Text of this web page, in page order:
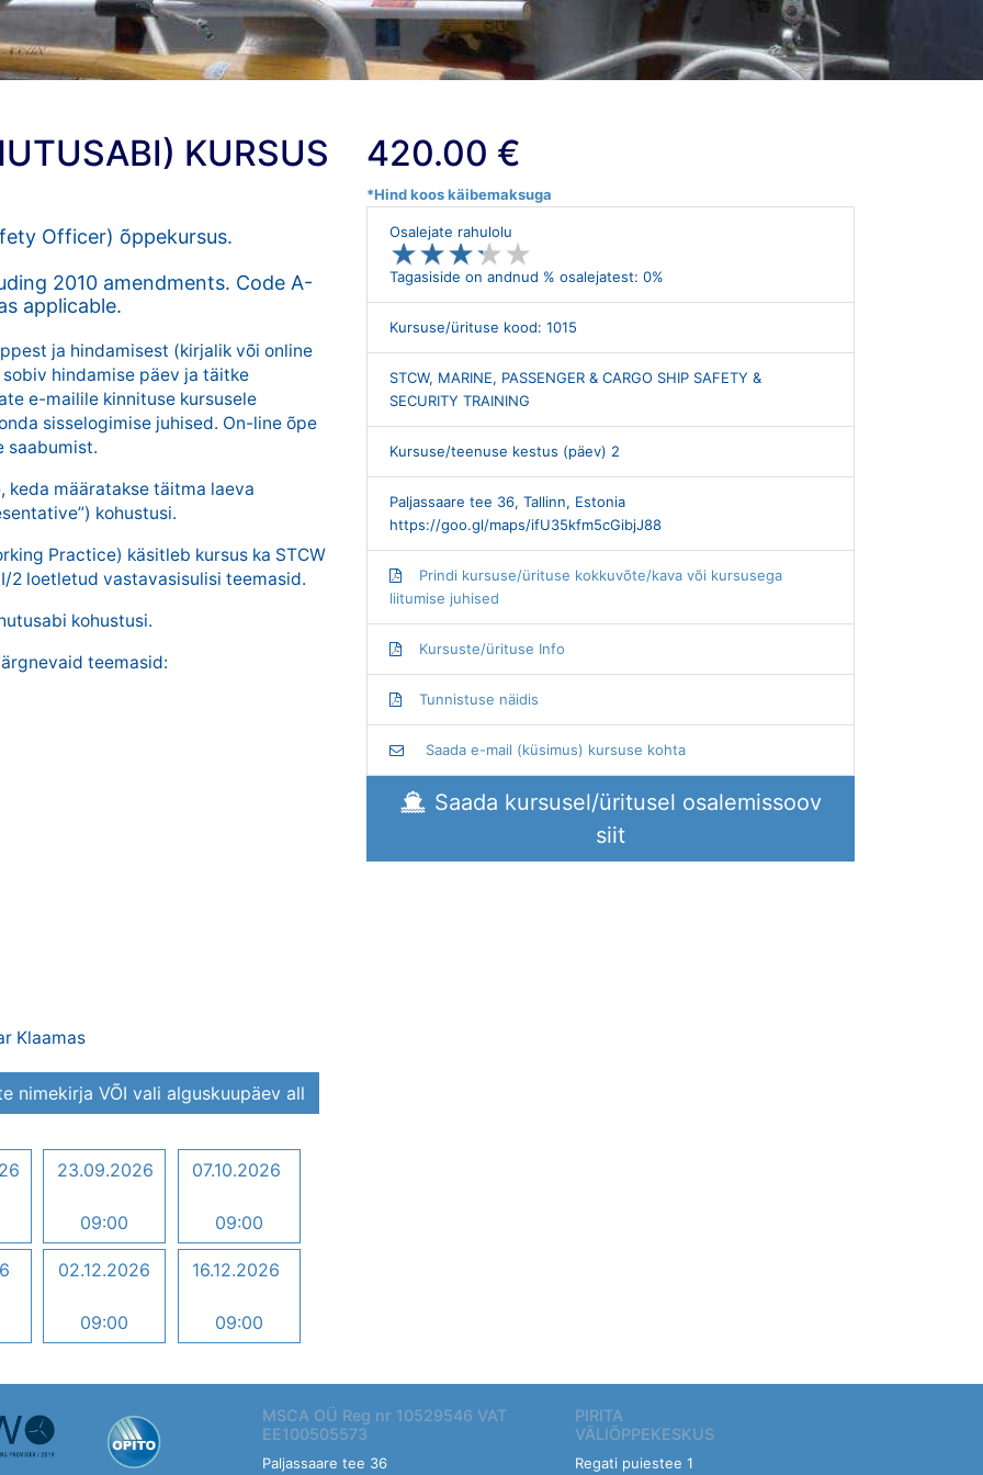
KURSUS
Officer) õppekursus.
2010 amendments. Code A-
applicable.
ja hindamisest (kirjalik või online
hindamise päev ja täitke
e-mailile kinnituse kursusele
sisselogimise juhised. On-line õpe
saabumist.
keda määratakse täitma laeva
kohustusi.
Practice) käsitleb kursus ka STCW
2 loetletud vastavasisulisi teemasid.
kohustusi.
teemasid:
Klaamas
nimekirja VÕI vali alguskuupäev all
23.09.2026
09:00
07.10.2026
09:00
02.12.2026
09:00
16.12.2026
09:00
420.00 €
*Hind koos käibemaksuga
Osalejate rahulolu
★★★★ ★
★★★★ ★
Tagasiside on andnud % osalejatest: 0%
Kursuse/ürituse kood: 1015
STCW, MARINE, PASSENGER & CARGO SHIP SAFETY &
SECURITY TRAINING
Kursuse/teenuse kestus (päev) 2
Paljassaare tee 36, Tallinn, Estonia
https://goo.gl/maps/ifU35kfm5cGibjJ88
Prindi kursuse/ürituse kokkuvõte/kava või kursusega
liitumise juhised
Kursuste/ürituse Info
Tunnistuse näidis
Saada e-mail (küsimus) kursuse kohta
Saada kursusel/üritusel osalemissoov
siit
MSCA OÜ Reg nr 10529546 VAT
EE100505573
Paljassaare tee 36
PIRITA
VÄLIÕPPEKESKUS
Regati puiestee 1